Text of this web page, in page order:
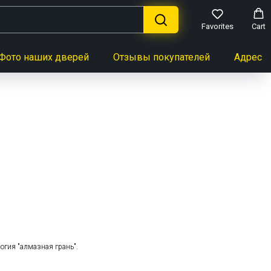
Favorites Cart
наших дверей Отзывы покупателей Адреса
"алмазная грань".